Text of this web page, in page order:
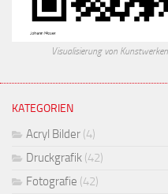
Visualisierung von
KATEGORIEN
Acryl Bilder (4)
Druckgrafik (42)
Fotografie (42)